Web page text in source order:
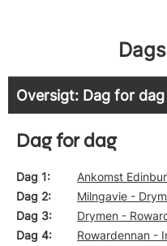
Oversigt: Dag for dag
Dag for dag
Dag 1
Ankomst
Dag 2
Milngavie -
Dag 3
Drymen -
Dag 4
Rowardennan -